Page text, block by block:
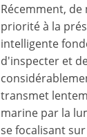
Récemment,
priorité à la
intelligente
d'inspecter et
transmet
marine par la
se focalisant